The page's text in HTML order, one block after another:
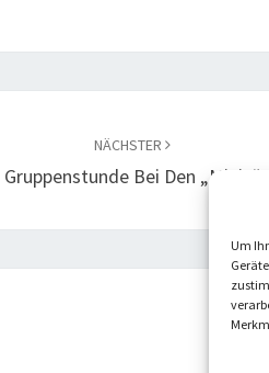
Um
NÄCHSTER
Gruppenstunde Bei Den „Minis“